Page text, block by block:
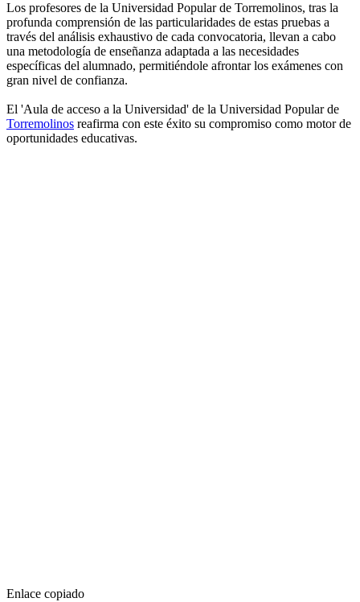
Los profesores de la Universidad Popular de Torremolinos, tras la
profunda comprensión de las particularidades de estas pruebas a
través del análisis exhaustivo de cada convocatoria, llevan a cabo
una metodología de enseñanza adaptada a las necesidades
específicas del alumnado, permitiéndole afrontar los exámenes con
gran nivel de confianza.
El 'Aula de acceso a la Universidad' de la Universidad Popular de
Torremolinos reafirma con este éxito su compromiso como motor de
oportunidades educativas.
Enlace copiado